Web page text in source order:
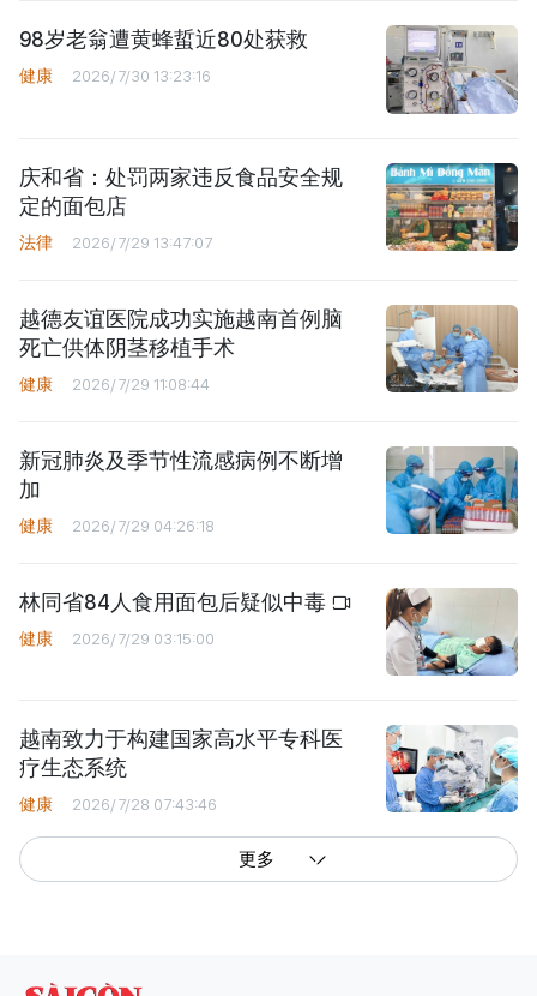
98岁老翁遭黄蜂蜇近80处获救
健康 2026/7/30 13:23:16
庆和省：处罚两家违反食品安全规
定的面包店
法律 2026/7/29 13:47:07
越德友谊医院成功实施越南首例脑
死亡供体阴茎移植手术
健康 2026/7/29 11:08:44
新冠肺炎及季节性流感病例不断增
加
健康 2026/7/29 04:26:18
林同省84人食用面包后疑似中毒
健康 2026/7/29 03:15:00
越南致力于构建国家高水平专科医
疗生态系统
健康 2026/7/28 07:43:46
更多